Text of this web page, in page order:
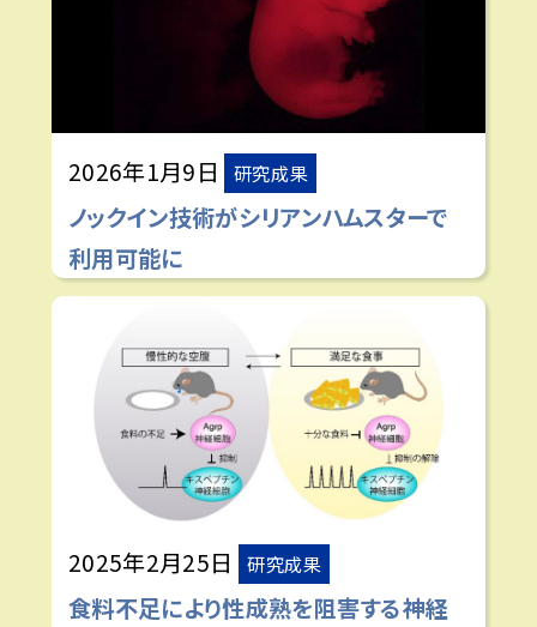
2026年1月9日 研究成果
ノックイン技術がシリアンハムスターで
利用可能に
2025年2月25日 研究成果
食料不足により性成熟を阻害する神経